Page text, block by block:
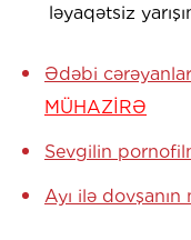
ləyaqətsiz
Ədəbi
MÜHAZİRƏ
Sevgilin
Ayı ilə dovşanın